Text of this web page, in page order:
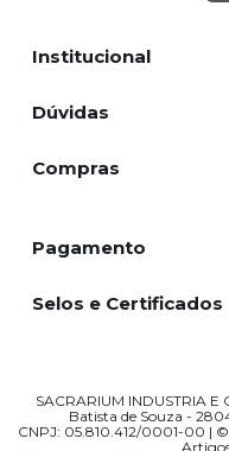
Institucional
Dúvidas
Compras
Pagamento
Selos e Certificados
SACRARIUM INDUSTRIA E
Batista de Souza -
CNPJ: 05.810.412/0001-00 | ©